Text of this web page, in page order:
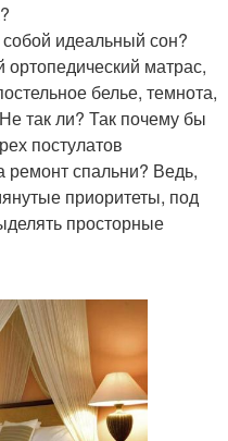
идеальный сон?
матрас,
белье, темнота,
так ли? Так почему бы
постулатов
ремонт спальни? Ведь,
приоритеты, под
просторные